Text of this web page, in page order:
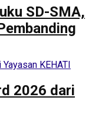
SD-SMA,
2026 dari